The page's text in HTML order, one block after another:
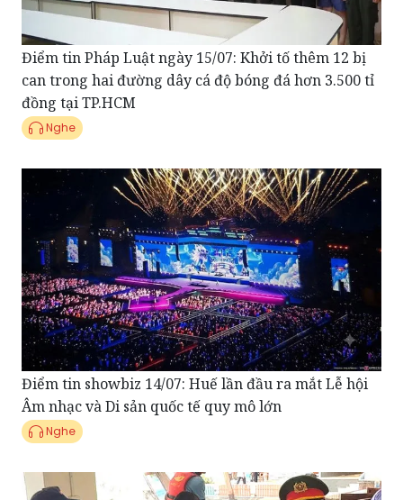
Điểm tin Pháp Luật ngày 15/07: Khởi tố thêm 12 bị
can trong hai đường dây cá độ bóng đá hơn 3.500 tỉ
đồng tại TP.HCM
Nghe
Điểm tin showbiz 14/07: Huế lần đầu ra mắt Lễ hội
Âm nhạc và Di sản quốc tế quy mô lớn
Nghe